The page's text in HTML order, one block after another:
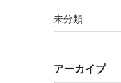
未分類
アーカイブ